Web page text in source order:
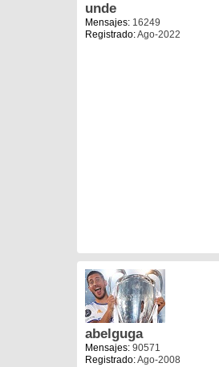
unde
Mensajes: 16249
Registrado:Ago-2022
abelguga
Mensajes: 90571
Registrado:Ago-2008